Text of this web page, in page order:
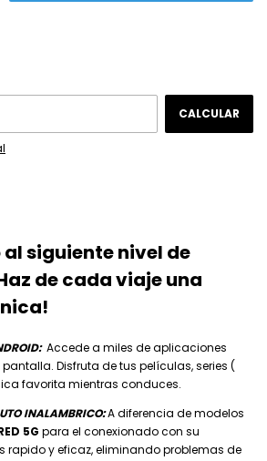
CALCULAR
al siguiente nivel de
de cada viaje una
: Accede a miles de aplicaciones
Disfruta de tus películas, series (
favorita mientras conduces.
INALAMBRICO:A diferencia de modelos
5G para el conexionado con su
rapido y eficaz, eliminando problemas de